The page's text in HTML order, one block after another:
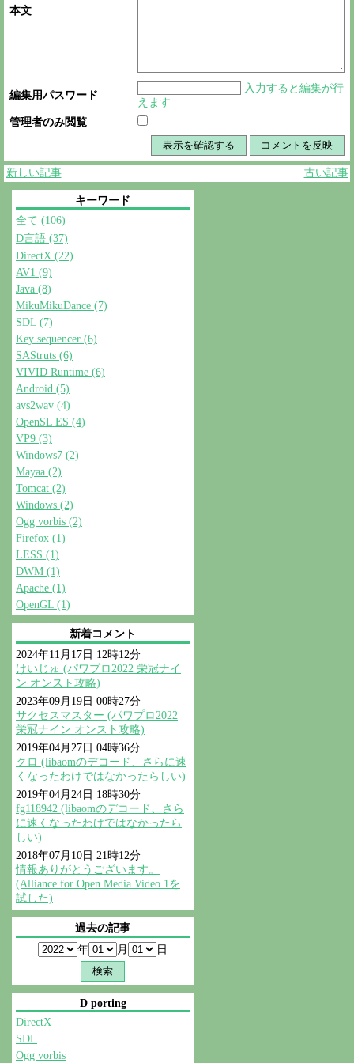
本文
編集用パスワード
入力すると編集が行
えます
管理者のみ閲覧
新しい記事 古い記事
キーワード
全て (106)
D言語 (37)
DirectX (22)
AV1 (9)
Java (8)
MikuMikuDance (7)
SDL (7)
Key sequencer (6)
SAStruts (6)
VIVID Runtime (6)
Android (5)
avs2wav (4)
OpenSL ES (4)
VP9 (3)
Windows7 (2)
Mayaa (2)
Tomcat (2)
Windows (2)
Ogg vorbis (2)
Firefox (1)
LESS (1)
DWM (1)
Apache (1)
OpenGL (1)
新着コメント
2024年11月17日 12時12分
けいじゅ (パワプロ2022 栄冠ナイ
ン オンスト攻略)
2023年09月19日 00時27分
サクセスマスター (パワプロ2022
栄冠ナイン オンスト攻略)
2019年04月27日 04時36分
クロ (libaomのデコード、さらに速
くなったわけではなかったらしい)
2019年04月24日 18時30分
fg118942 (libaomのデコード、さら
に速くなったわけではなかったら
しい)
2018年07月10日 21時12分
情報ありがとうございます。
(Alliance for Open Media Video 1を
試した)
過去の記事
年
月 日
D porting
DirectX
SDL
Ogg vorbis